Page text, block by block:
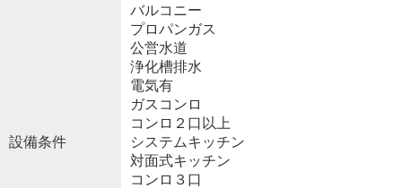
設備条件
バルコニー
プロパンガス
公営水道
浄化槽排水
電気有
ガスコンロ
コンロ２口以上
システムキッチン
対面式キッチン
コンロ３口